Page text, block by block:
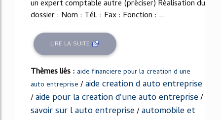
un expert comptable autre (préciser) Réalisation du
dossier : Nom : Tél. : Fax : Fonction : ...
LIRE LA SUITE
Thèmes liés : aide financiere pour la creation d une
auto entreprise /aide creation d auto entreprise
/aide pour la creation d'une auto entreprise/
savoir sur l auto entreprise/automobile et